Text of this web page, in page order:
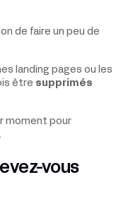
de faire un peu de
landing pages ou les
être supprimés
moment pour
.
vous